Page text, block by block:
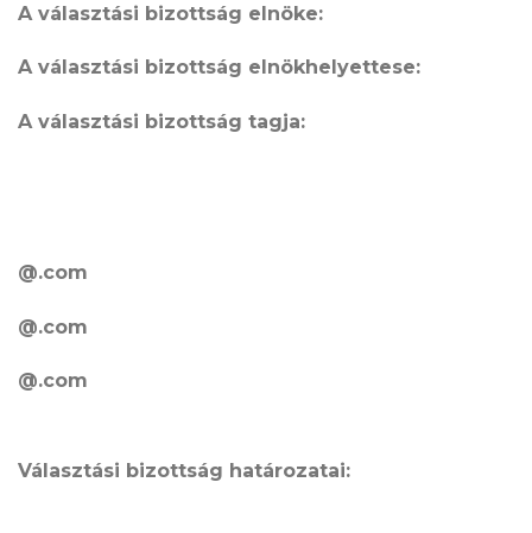
A választási bizottság elnöke:
A választási bizottság elnökhelyettese:
A választási bizottság tagja:
@.com
@.com
@.com
Választási bizottság határozatai: